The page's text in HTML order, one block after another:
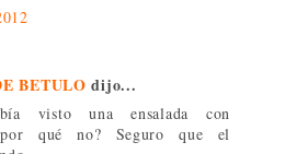
BETULO dijo...
visto una ensalada con
qué no? Seguro que el